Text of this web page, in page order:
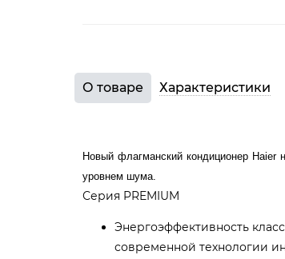
О товаре Характеристики
Новый флагманский кондиционер
уровнем шума.
Серия PREMIUM
Энергоэффективность
современной технологии